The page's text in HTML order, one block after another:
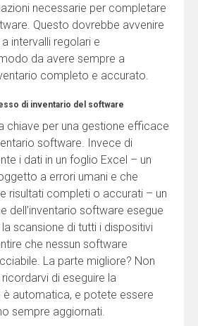
necessarie per completare
Questo dovrebbe avvenire
intervalli regolari e
da avere sempre a
completo e accurato.
di inventario del software
chiave per una gestione efficace
software. Invece di
i dati in un foglio Excel – un
a errori umani e che
risultati completi o accurati – un
dell’inventario software esegue
scansione di tutti i dispositivi
che nessun software
La parte migliore? Non
di eseguire la
è automatica, e potete essere
sempre aggiornati.